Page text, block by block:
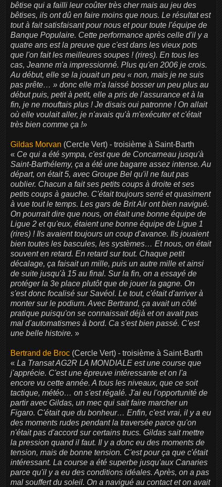
bêtise qui a failli leur coûter très cher mais au jeu des
bêtises, ils ont dû en faire moins que nous. Le résultat est
tout à fait satisfaisant pour nous et pour toute l'équipe de
Banque Populaire. Cette performance après celle d'il y a
quatre ans est la preuve que c'est dans les vieux pots
que l'on fait les meilleures soupes ! (rires). En tous les
cas, Jeanne m'a impressionné. Plus qu'en 2006 je crois.
Au début, elle se la jouait un peu « non, mais je ne suis
pas prête… » donc elle m'a laissé bosser un peu plus au
début puis, petit à petit, elle a pris de l'assurance et à la
fin, je ne mouftais plus ! Je disais oui patronne ! On allait
où elle voulait aller, je n'avais qu'à m'exécuter et c'était
très bien comme ça !»
Gildas Morvan (Cercle Vert) - troisième à Saint-Barth
« Ce qui a été sympa, c'est que de Concarneau jusqu'à
Saint-Barthélemy, ça a été une bagarre assez intense. Au
départ, on était 5, avec Groupe Bel qu'il ne faut pas
oublier. Chacun a fait ses petits coups à droite et ses
petits coups à gauche. C'était toujours serré et quasiment
à vue tout le temps. Les gars de Brit Air ont bien navigué.
On pourrait dire que nous, on était une bonne équipe de
Ligue 2 et qu'eux, étaient une bonne équipe de Ligue 1
(rires) ! Ils avaient toujours un coup d'avance. Ils jouaient
bien toutes les bascules, les systèmes… Et nous, on était
souvent en retard. En retard sur tout. Chaque petit
décalage, ça faisait un mille, puis un autre mille et ainsi
de suite jusqu'à 15 au final. Sur la fin, on a essayé de
protéger la 3e place plutôt que de jouer la gagne. On
s'est donc focalisé sur Savéol. Le tout, c'était d'arriver à
monter sur le podium. Avec Bertrand, ça avait un côté
pratique puisqu'on se connaissait déjà et on avait pas
mal d'automatismes à bord. Ca s'est bien passé. C'est
une belle histoire. »
Bertrand de Broc (Cercle Vert) - troisième à Saint-Barth
« La Transat AG2R LA MONDIALE est une course que
j'apprécie. C'est une épreuve intéressante et on l'a
encore vu cette année. A tous les niveaux, que ce soit
tactique, météo… on s'est régalé. J'ai eu l'opportunité de
partir avec Gildas, un mec qui sait faire marcher un
Figaro. C'était que du bonheur… Enfin, c'est vrai, il y a eu
des moments rudes pendant la traversée parce qu'on
n'était pas d'accord sur certains trucs. Gildas sait mettre
la pression quand il faut. Il y a donc eu des moments de
tension, mais de bonne tension. C'est pour ça que c'était
intéressant. La course a été superbe jusqu'aux Canaries
parce qu'il y a eu des conditions idéales. Après, on a pas
mal souffert du soleil. On a navigué au contact et on avait